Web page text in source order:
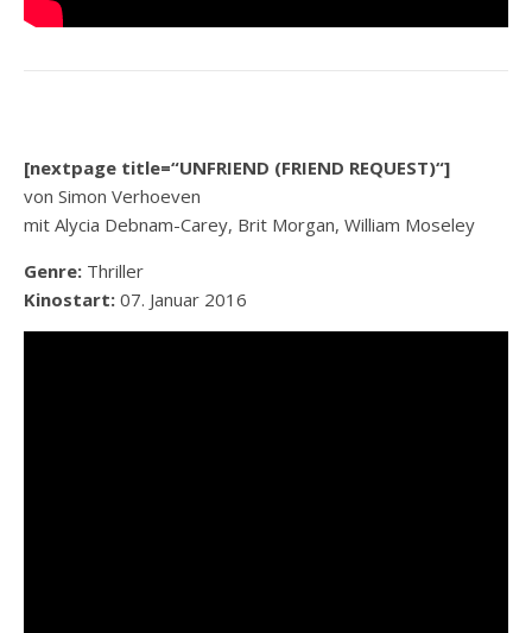
[nextpage title=“UNFRIEND (FRIEND REQUEST)“]
von Simon Verhoeven
mit Alycia Debnam-Carey, Brit Morgan, William Moseley
Genre: Thriller
Kinostart: 07. Januar 2016